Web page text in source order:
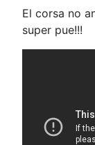
El corsa no
super pue!!!